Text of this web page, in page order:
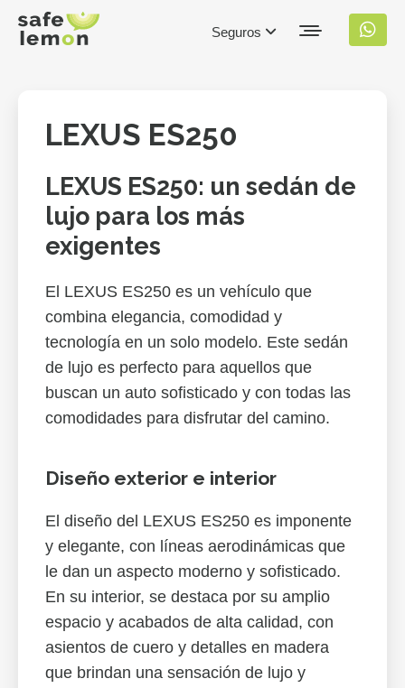
Seguros
LEXUS ES250
LEXUS ES250: un sedán de
lujo para los más
exigentes
El LEXUS ES250 es un vehículo que
combina elegancia, comodidad y
tecnología en un solo modelo. Este sedán
de lujo es perfecto para aquellos que
buscan un auto sofisticado y con todas las
comodidades para disfrutar del camino.
Diseño exterior e interior
El diseño del LEXUS ES250 es imponente
y elegante, con líneas aerodinámicas que
le dan un aspecto moderno y sofisticado.
En su interior, se destaca por su amplio
espacio y acabados de alta calidad, con
asientos de cuero y detalles en madera
que brindan una sensación de lujo y